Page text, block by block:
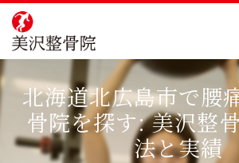
北海道北広島市で腰
骨院を探す: 美沢整
法と実績